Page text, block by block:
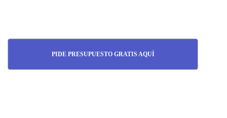
PIDE PRESUPUESTO GRATIS AQUÍ